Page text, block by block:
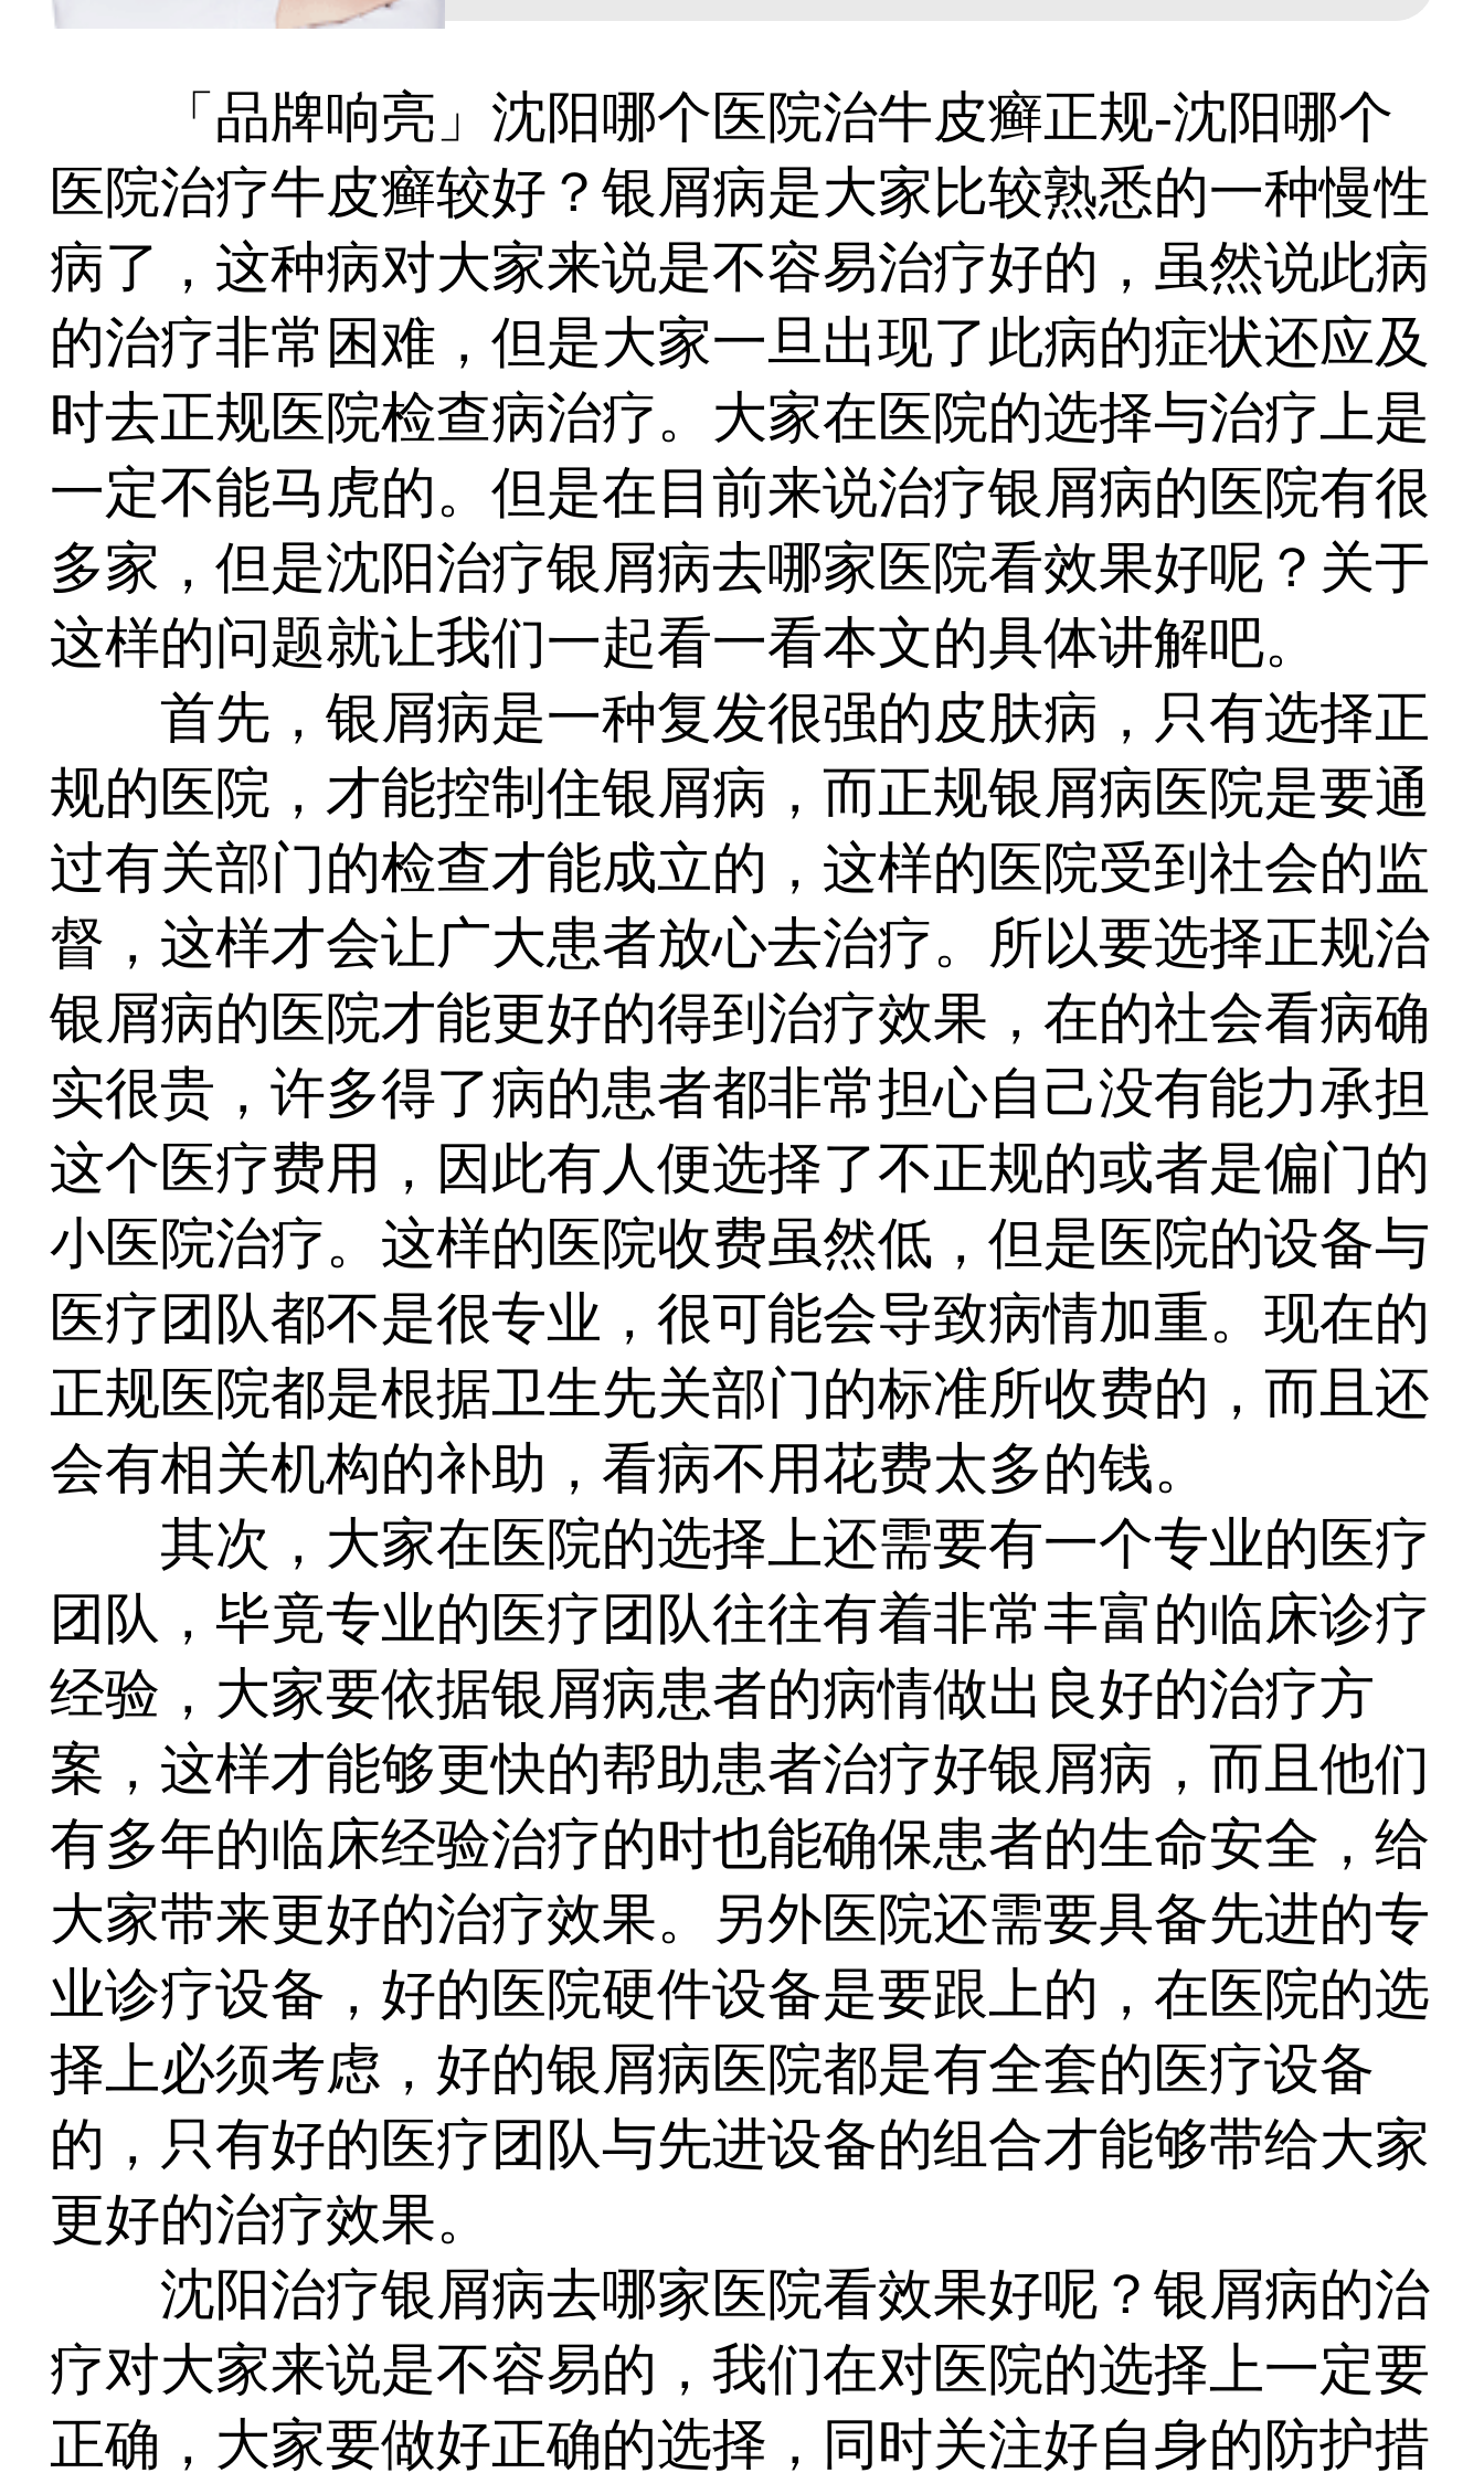
「品牌响亮」沈阳哪个医院治牛皮癣正规-沈阳哪个
医院治疗牛皮癣较好？银屑病是大家比较熟悉的一种慢性
病了，这种病对大家来说是不容易治疗好的，虽然说此病
的治疗非常困难，但是大家一旦出现了此病的症状还应及
时去正规医院检查病治疗。大家在医院的选择与治疗上是
一定不能马虎的。但是在目前来说治疗银屑病的医院有很
多家，但是沈阳治疗银屑病去哪家医院看效果好呢？关于
这样的问题就让我们一起看一看本文的具体讲解吧。
首先，银屑病是一种复发很强的皮肤病，只有选择正
规的医院，才能控制住银屑病，而正规银屑病医院是要通
过有关部门的检查才能成立的，这样的医院受到社会的监
督，这样才会让广大患者放心去治疗。所以要选择正规治
银屑病的医院才能更好的得到治疗效果，在的社会看病确
实很贵，许多得了病的患者都非常担心自己没有能力承担
这个医疗费用，因此有人便选择了不正规的或者是偏门的
小医院治疗。这样的医院收费虽然低，但是医院的设备与
医疗团队都不是很专业，很可能会导致病情加重。现在的
正规医院都是根据卫生先关部门的标准所收费的，而且还
会有相关机构的补助，看病不用花费太多的钱。
其次，大家在医院的选择上还需要有一个专业的医疗
团队，毕竟专业的医疗团队往往有着非常丰富的临床诊疗
经验，大家要依据银屑病患者的病情做出良好的治疗方
案，这样才能够更快的帮助患者治疗好银屑病，而且他们
有多年的临床经验治疗的时也能确保患者的生命安全，给
大家带来更好的治疗效果。另外医院还需要具备先进的专
业诊疗设备，好的医院硬件设备是要跟上的，在医院的选
择上必须考虑，好的银屑病医院都是有全套的医疗设备
的，只有好的医疗团队与先进设备的组合才能够带给大家
更好的治疗效果。
沈阳治疗银屑病去哪家医院看效果好呢？银屑病的治
疗对大家来说是不容易的，我们在对医院的选择上一定要
正确，大家要做好正确的选择，同时关注好自身的防护措